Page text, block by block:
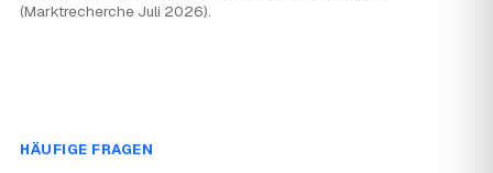
(Marktrecherche Juli 2026).
HÄUFIGE FRAGEN